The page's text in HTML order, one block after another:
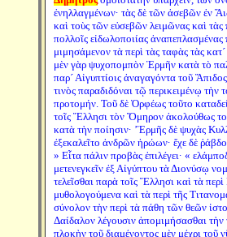
ἐνηλλαγμένων· τὰς δὲ τῶν ἀσεβῶν ἐν
καὶ τοὺς τῶν εὐσεβῶν λειμῶνας καὶ τὰς
πολλοῖς εἰδωλοποιίας ἀναπεπλασμένας
μιμησάμενον τὰ περὶ τὰς ταφὰς τὰς
μὲν γὰρ ψυχοπομπὸν Ἑρμῆν κατὰ τὸ
παρ´ Αἰγυπτίοις ἀναγαγόντα τοῦ
τινὸς παραδιδόναι τῷ περικειμένῳ τὴν
προτομήν. Τοῦ δὲ Ὀρφέως τοῦτο
τοῖς Ἕλλησι τὸν Ὅμηρον ἀκολούθως
κατὰ τὴν ποίησιν· ’Ἑρμῆς δὲ ψυχὰς
ἐξεκαλεῖτο ἀνδρῶν ἡρώων· ἔχε δὲ
» Εἶτα πάλιν προβὰς ἐπιλέγει· «
μετενεγκεῖν ἐξ Αἰγύπτου τὰ Διονύσῳ
τελεῖσθαι παρὰ τοῖς Ἕλλησι καὶ τὰ
μυθολογούμενα καὶ τὰ περὶ τῆς
σύνολον τὴν περὶ τὰ πάθη τῶν θεῶν
Δαίδαλον λέγουσιν ἀπομιμήσασθαι τὴν
πλοκὴν τοῦ διαμένοντος μὲν μέχρι τοῦ